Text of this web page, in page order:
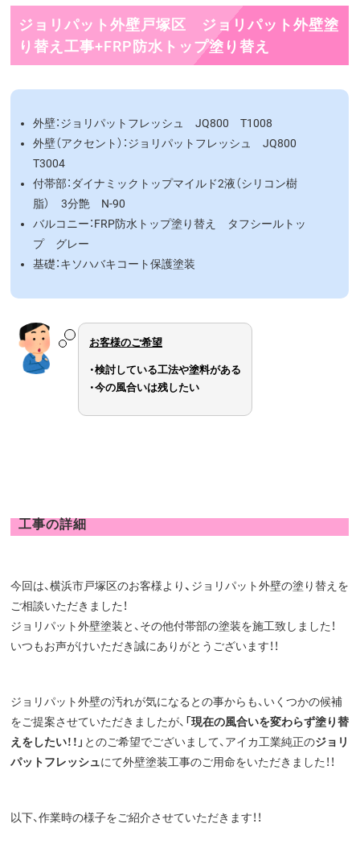
ジョリパット外壁戸塚区 ジョリパット外壁塗
り替え工事+FRP防水トップ塗り替え
外壁：ジョリパットフレッシュ JQ800 T1008
外壁（アクセント）：ジョリパットフレッシュ JQ800
T3004
付帯部：ダイナミックトップマイルド2液（シリコン樹
脂） 3分艶 N-90
バルコニー：FRP防水トップ塗り替え タフシールトッ
プ グレー
基礎：キソハバキコート保護塗装
お客様のご希望
・検討している工法や塗料がある
・今の風合いは残したい
工事の詳細
今回は、横浜市戸塚区のお客様より 、 ジョリパット外壁の塗り替えを
ご相談いただきました！
ジョリパット外壁塗装と、その他付帯部の塗装を施工致しました！
いつもお声がけいただき誠にありがとうございます！！
ジョリパット外壁の汚れが気になるとの事からも、いくつかの候補
をご提案させていただきましたが、 「現在の風合いを変わらず塗り替
えをしたい！！」 とのご希望でございまして、アイカ工業純正のジョリ
パットフレッシュにて外壁塗装工事のご用命をいただきました！！
以下、作業時の様子をご紹介させていただきます！！